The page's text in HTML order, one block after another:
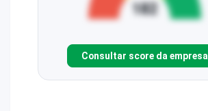
Consultar score da empresa